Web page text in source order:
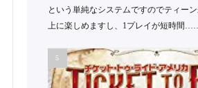
という単純なシステムですのでティー
上に楽しめますし、1プレイが短時間……